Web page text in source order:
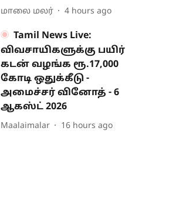
மாலை மலர் 4 hours ago
Tamil News Live:
விவசாயிகளுக்கு பயிர்
கடன் வழங்க ரூ.17,000
கோடி ஒதுக்கீடு -
அமைச்சர் வினோத் - 6
ஆகஸ்ட் 2026
Maalaimalar 16 hours ago